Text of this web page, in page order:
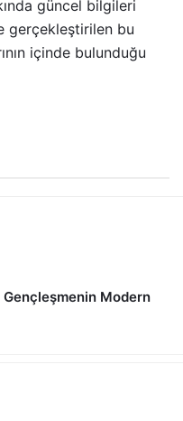
güncel bilgileri
gerçekleştirilen bu
içinde bulunduğu
Modern